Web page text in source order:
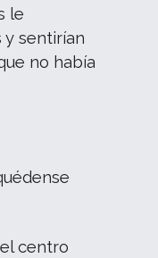
le
y sentirían
no había
centro